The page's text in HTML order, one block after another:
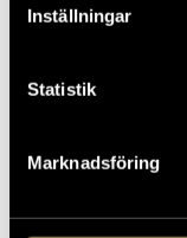
Inställningar
Statistik
Marknadsföring